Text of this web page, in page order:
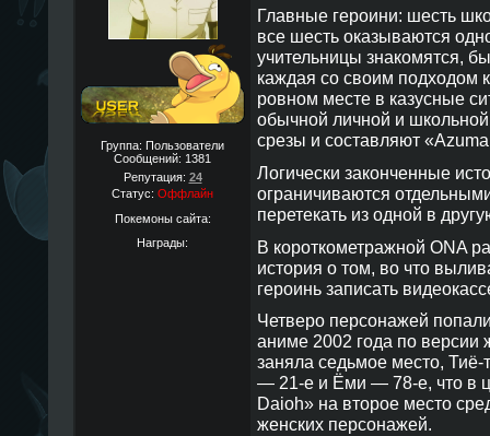
Группа: Пользователи
Сообщений: 1381
Репутация: 24
Статус: Оффлайн
Покемоны сайта:
Награды:
Главные героини: шесть
все шесть оказываются
учительницы знакомятся,
каждая со своим подходом
ровном месте в казусные
обычной личной и
срезы и составляют
Логически законченные
ограничиваются
перетекать из одной в
В короткометражной ONA
история о том, во что
героинь записать
Четверо персонажей
аниме 2002 года по версии
заняла седьмое место,
— 21-е и Ёми — 78-е, что в
Daioh» на второе место
женских персонажей.